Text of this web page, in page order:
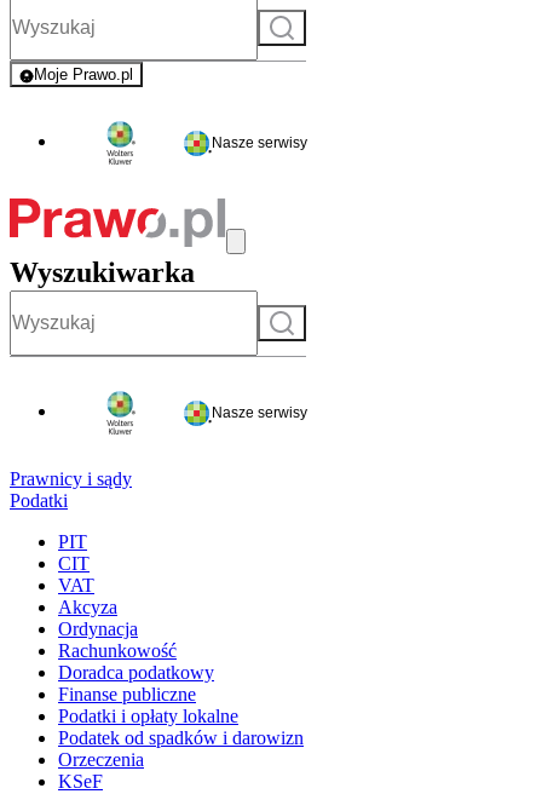
Szukaj
Moje Prawo.pl
- rejestracja i logowanie do serwisu
Nasze serwisy
Wyszukiwarka
Szukaj
Nasze serwisy
Prawnicy i sądy
Podatki
PIT
CIT
VAT
Akcyza
Ordynacja
Rachunkowość
Doradca podatkowy
Finanse publiczne
Podatki i opłaty lokalne
Podatek od spadków i darowizn
Orzeczenia
KSeF